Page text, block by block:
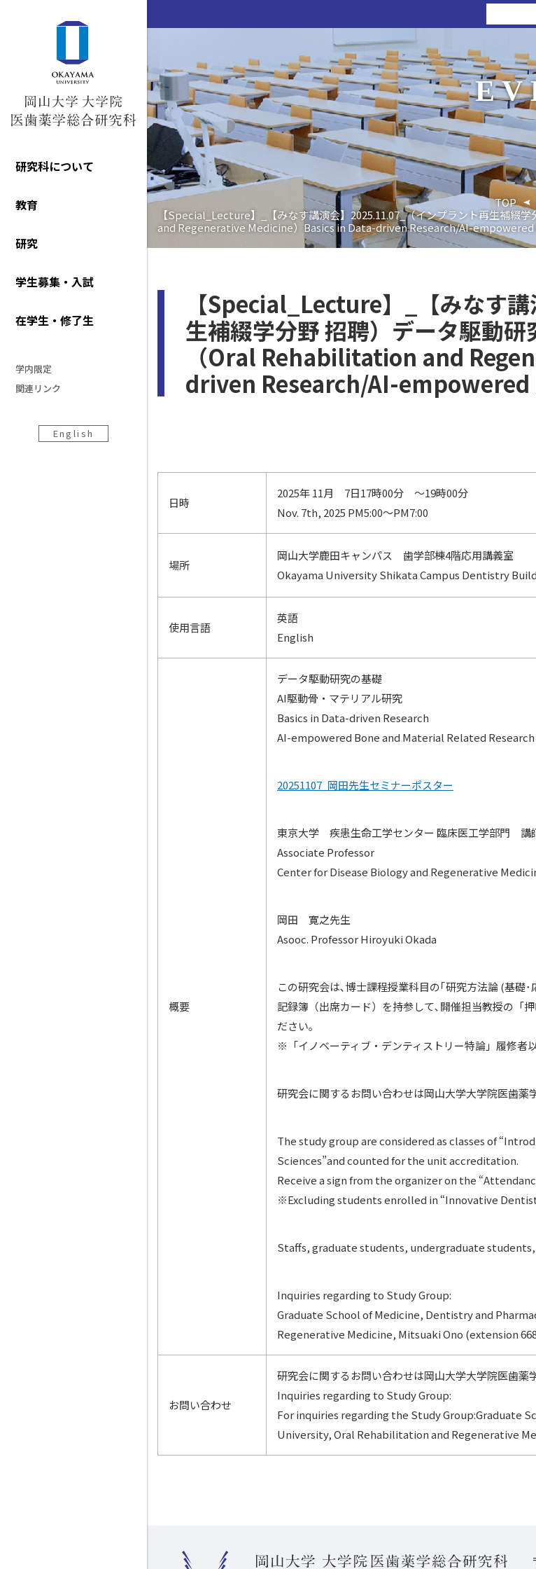
研究科について
教育
研究
学生募集・入試
在学生・修了生
学内限定
関連リンク
English
TOP
【Special_Lecture】_【みなす講演会】2025.11.07_（インプラント再生補
and Regenerative Medicine）Basics in Data-driven Research/AI-
【Special_Lecture】_【みなす
生補綴学分野 招聘）データ駆動
（Oral Rehabilitation and
driven Research/AI-
日時
2025年 11月 7日17時00分 ～19時00分
Nov. 7th, 2025 PM5:00〜PM7:00
場所
岡山大学鹿田キャンパス 歯学部棟4階応用講義室
Okayama University Shikata Campus Dentistry
使用言語
英語
English
概要
データ駆動研究の基礎
AI駆動骨・マテリアル研究
Basics in Data-driven Research
AI-empowered Bone and Material Related Research
20251107_岡田先生セミナーポスター
東京大学 疾患生命工学センター 臨床医工学部門 講
Associate Professor
Center for Disease Biology and Regenerative
岡田 寛之先生
Asooc. Professor Hiroyuki Okada
この研究会は､博士課程授業科目の｢研究方法論 (基礎
記録簿（出席カード）を持参して､開催担当教授の「
ださい｡
※「イノベーティブ・デンティストリー特論」履修者
研究会に関するお問い合わせは岡山大学大学院医歯
The study group are considered as classes of
Sciences”and counted for the unit accreditation.
Receive a sign from the organizer on the
※Excluding students enrolled in “Innovative
Staffs, graduate students, undergraduate
Inquiries regarding to Study Group:
Graduate School of Medicine, Dentistry and
Regenerative Medicine, Mitsuaki Ono (extension
お問い合わせ
研究会に関するお問い合わせは岡山大学大学院医歯
Inquiries regarding to Study Group:
For inquiries regarding the Study Group:Graduate
University, Oral Rehabilitation and Regenerative